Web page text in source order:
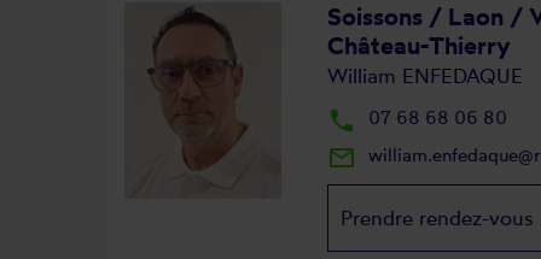
Soissons / Laon /
Château-Thierry
William ENFEDAQUE
local_phone 07 68 68 06 80
mail_outline
Prendre rendez-vous